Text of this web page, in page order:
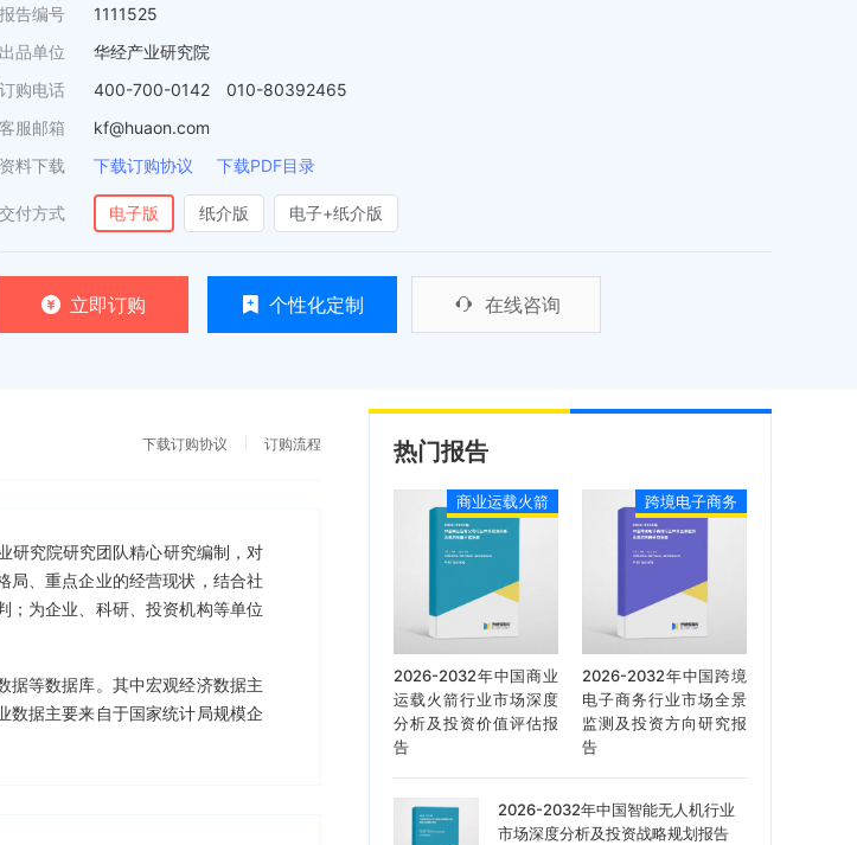
报告编号
1111525
出品单位
华经产业研究院
订购电话
400-700-0142 010-80392465
客服邮箱
kf@huaon.com
资料下载
下载订购协议 下载PDF目录
交付方式 电子版 纸介版 电子+纸介版
立即订购 个性化定制 在线咨询
下载订购协议 订购流程
研究院研究团队精心研究编制，对
局、重点企业的经营现状，结合社
；为企业、科研、投资机构等单位
据等数据库。其中宏观经济数据主
数据主要来自于国家统计局规模企
热门报告
商业运载火箭
2026-2032年中国商业
运载火箭行业市场深度
分析及投资价值评估报
告
跨境电子商务
2026-2032年中国跨境
电子商务行业市场全景
监测及投资方向研究报
告
2026-2032年中国智能无人机行业
市场深度分析及投资战略规划报告